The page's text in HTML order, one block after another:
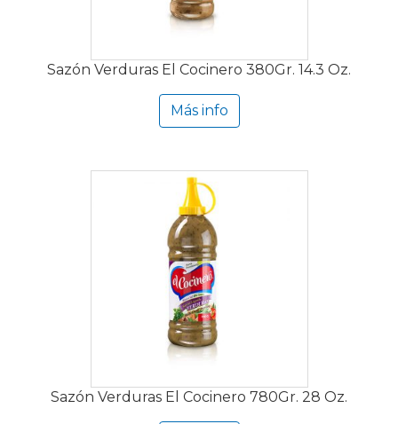
Sazón Verduras El Cocinero 380Gr. 14.3 Oz.
Más info
Sazón Verduras El Cocinero 780Gr. 28 Oz.